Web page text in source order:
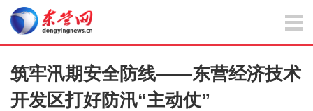
筑牢汛期安全防线——东营经济技术
开发区打好防汛“主动仗”